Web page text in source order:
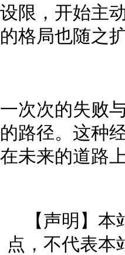
设限，开始主
的格局也随之
一次次的失败
的路径。这种
在未来的道路
【声明】
点，不代表本